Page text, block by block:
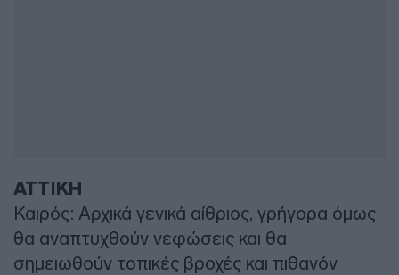
ΑΤΤΙΚΗ
Καιρός: Αρχικά γενικά αίθριος, γρήγορα όμως
θα αναπτυχθούν νεφώσεις και θα
σημειωθούν τοπικές βροχές και πιθανόν